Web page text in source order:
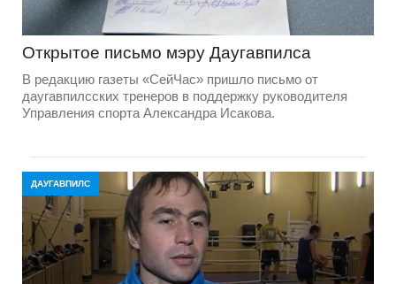
Открытое письмо мэру Даугавпилса
В редакцию газеты «СейЧас» пришло письмо от
даугавпилсских тренеров в поддержку руководителя
Управления спорта Александра Исакова.
ДАУГАВПИЛС